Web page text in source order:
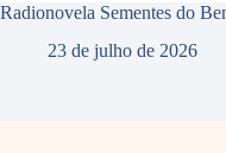
Radionovela Sementes do
23 de julho de 2026